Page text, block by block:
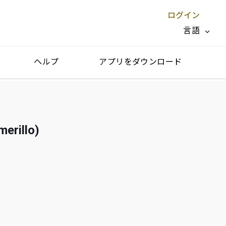
ログイン
言語
閉じる X
ヘルプ アプリをダウンロード